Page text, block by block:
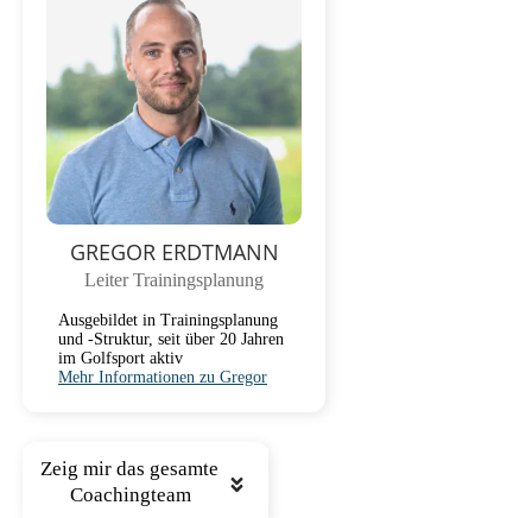
GREGOR ERDTMANN
Leiter Trainingsplanung
Ausgebildet in Trainingsplanung
und -Struktur, seit über 20 Jahren
im Golfsport aktiv
Mehr Informationen zu Gregor
Zeig mir das gesamte
Coachingteam